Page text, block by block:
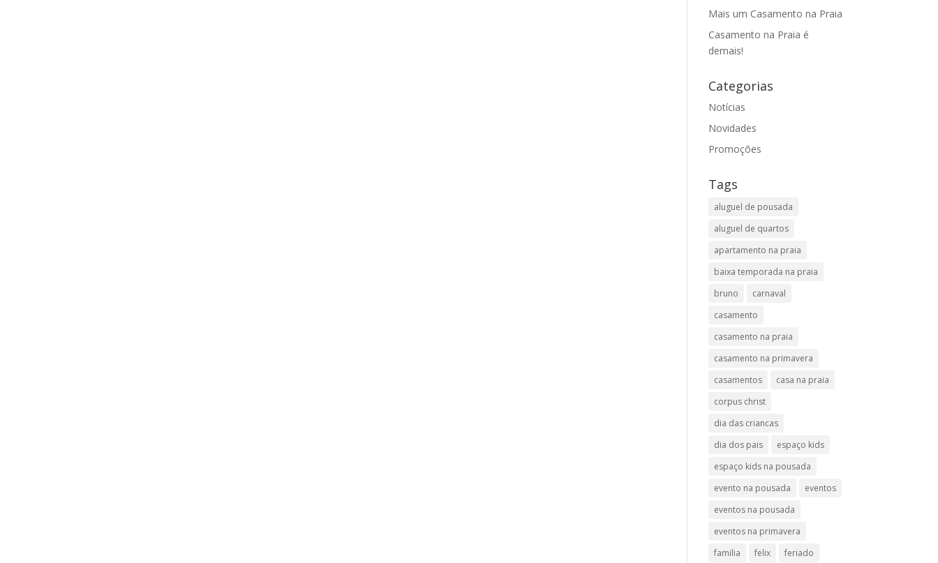
Mais um Casamento na Praia
Casamento na Praia é
demais!
Categorias
Notícias
Novidades
Promoções
Tags
aluguel de pousada
aluguel de quartos
apartamento na praia
baixa temporada na praia
bruno
carnaval
casamento
casamento na praia
casamento na primavera
casamentos
casa na praia
corpus christ
dia das criancas
dia dos pais
espaço kids
espaço kids na pousada
evento na pousada
eventos
eventos na pousada
eventos na primavera
familia
felix
feriado